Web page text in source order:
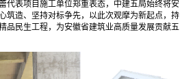
代表项目施工单位郑重表态，中建五局始终将安
筑造、坚持对标争先，以此次观摩为新起点，持
品民生工程，为安徽省建筑业高质量发展贡献五